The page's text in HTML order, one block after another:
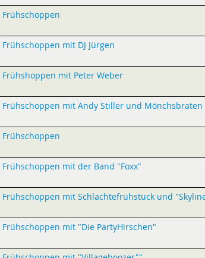
Frühschoppen
Frühschoppen mit DJ Jürgen
Frühshoppen mit Peter Weber
Frühschoppen mit Andy Stiller und Mönchsbraten
Frühschoppen
Frühschoppen mit der Band "Foxx"
Frühschoppen mit Schlachtefrühstück und
Frühschoppen mit "Die PartyHirschen"